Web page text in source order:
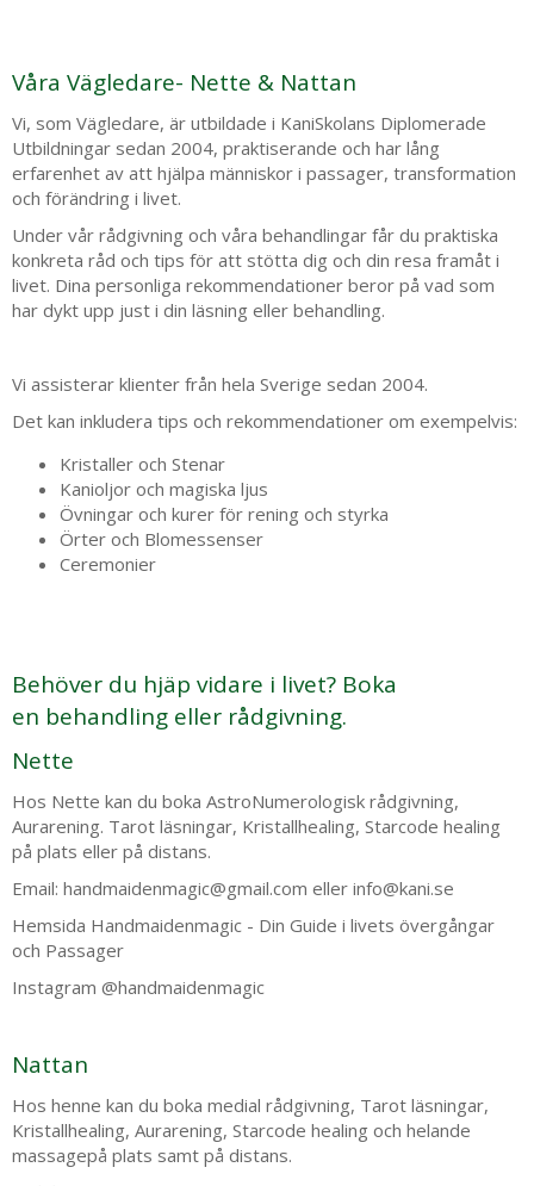
Våra Vägledare- Nette & Nattan
Vi, som Vägledare, är utbildade i KaniSkolans Diplomerade
Utbildningar sedan 2004, praktiserande och har lång
erfarenhet av att hjälpa människor i passager, transformation
och förändring i livet.
Under vår rådgivning och våra behandlingar får du praktiska
konkreta råd och tips för att stötta dig och din resa framåt i
livet. Dina personliga rekommendationer beror på vad som
har dykt upp just i din läsning eller behandling.
Vi assisterar klienter från hela Sverige sedan 2004.
Det kan inkludera tips och rekommendationer om exempelvis:
Kristaller och Stenar
Kanioljor och magiska ljus
Övningar och kurer för rening och styrka
Örter och Blomessenser
Ceremonier
Behöver du hjäp vidare i livet? Boka
en behandling eller rådgivning.
Nette
Hos Nette kan du boka AstroNumerologisk rådgivning,
Aurarening. Tarot läsningar, Kristallhealing, Starcode healing
på plats eller på distans.
Email: handmaidenmagic@gmail.com eller info@kani.se
Hemsida Handmaidenmagic - Din Guide i livets övergångar
och Passager
Instagram @handmaidenmagic
Nattan
Hos henne kan du boka medial rådgivning, Tarot läsningar,
Kristallhealing, Aurarening, Starcode healing och helande
massagepå plats samt på distans.